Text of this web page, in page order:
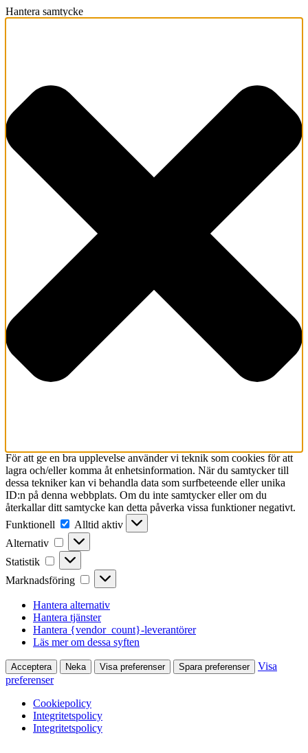
Hantera samtycke
För att ge en bra upplevelse använder vi teknik som cookies för att
lagra och/eller komma åt enhetsinformation. När du samtycker till
dessa tekniker kan vi behandla data som surfbeteende eller unika
ID:n på denna webbplats. Om du inte samtycker eller om du
återkallar ditt samtycke kan detta påverka vissa funktioner negativt.
Funktionell
Funktionell
Alltid aktiv
Alternativ
Alternativ
Statistik Statistik
Marknadsföring Marknadsföring
Hantera alternativ
Hantera tjänster
Hantera {vendor_count}-leverantörer
Läs mer om dessa syften
Acceptera Neka Visa preferenser Spara preferenser
Visa
preferenser
Cookiepolicy
Integritetspolicy
Integritetspolicy